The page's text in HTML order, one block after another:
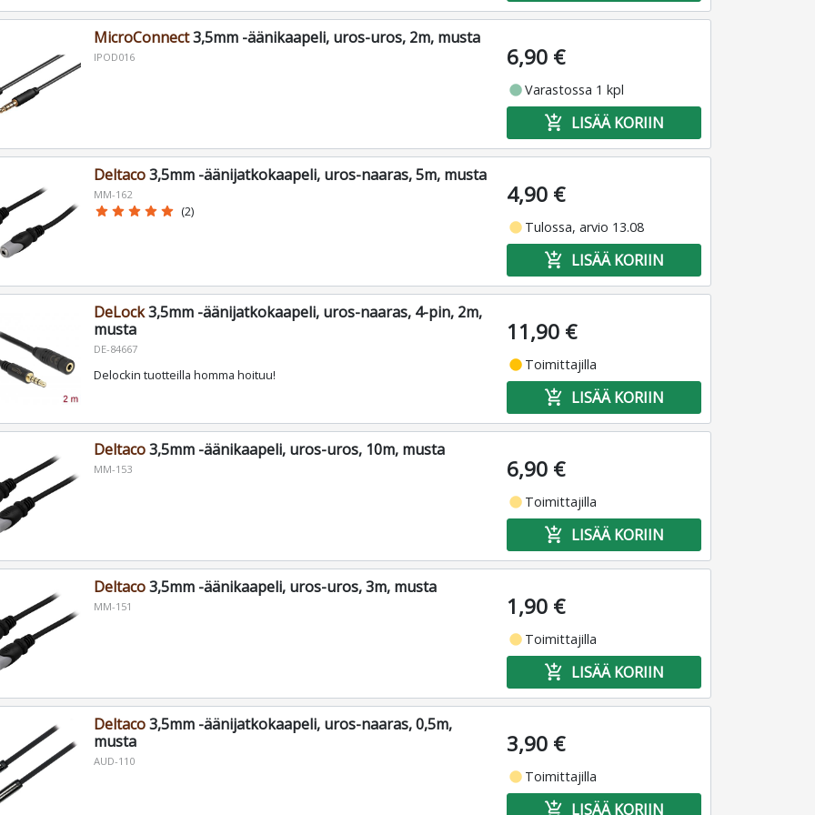
MicroConnect3,5mm -äänikaapeli, uros-uros, 2m, musta
IPOD016 6,90 €
fiber_manual_recordVarastossa 1 kpl
add_shopping_cart LISÄÄ KORIIN
Deltaco3,5mm -äänijatkokaapeli, uros-naaras, 5m, musta
MM-162
star star star star star (2)
4,90 €
fiber_manual_record Tulossa, arvio 13.08
add_shopping_cart LISÄÄ KORIIN
DeLock3,5mm -äänijatkokaapeli, uros-naaras, 4-pin, 2m,
musta
DE-84667
Delockin tuotteilla homma hoituu!
11,90 €
fiber_manual_record Toimittajilla
add_shopping_cart LISÄÄ KORIIN
Deltaco3,5mm -äänikaapeli, uros-uros, 10m, musta
MM-153 6,90 €
fiber_manual_record Toimittajilla
add_shopping_cart LISÄÄ KORIIN
Deltaco3,5mm -äänikaapeli, uros-uros, 3m, musta
MM-151 1,90 €
fiber_manual_record Toimittajilla
add_shopping_cart LISÄÄ KORIIN
Deltaco3,5mm -äänijatkokaapeli, uros-naaras, 0,5m,
musta
AUD-110
3,90 €
fiber_manual_record Toimittajilla
add_shopping_cart LISÄÄ KORIIN